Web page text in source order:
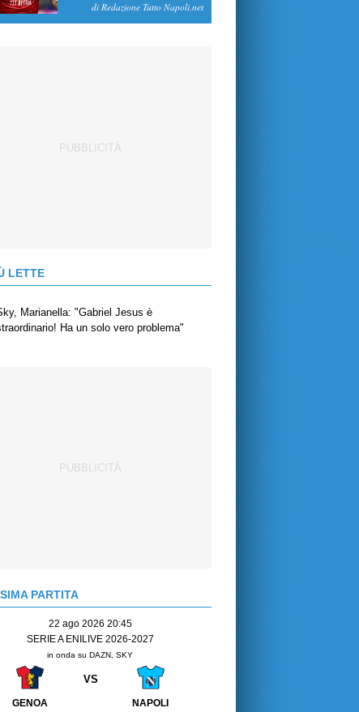
di Redazione Tutto Napoli.net
LETTE
Marianella: "Gabriel Jesus è
Ha un solo vero problema"
PARTITA
22 ago 2026 20:45
SERIE A ENILIVE 2026-2027
in onda su DAZN, SKY
VS
GENOA
NAPOLI